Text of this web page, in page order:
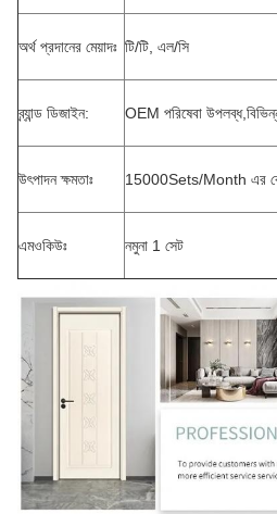
অর্থ প্রদানের মেয়াদঃ টি/টি, এল/সি
ব্র্যান্ড ডিজাইন: OEM পরিষেবা
উৎপাদন ক্ষমতাঃ 15000Sets/Month এর
এমওকিউঃ নমুনা 1 সেট